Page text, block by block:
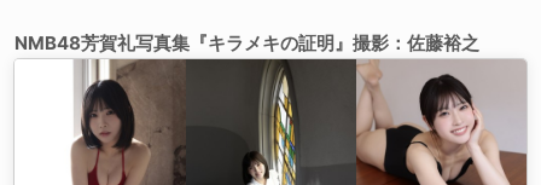
NMB48芳賀礼写真集『キラメキの証明』撮影：佐藤裕之